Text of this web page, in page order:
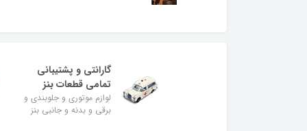
گارانتی و پشتیبانی
تمامی قطعات بنز
لوازم موتوری و جلوبندی و
برقی و بدنه و جانبی بنز